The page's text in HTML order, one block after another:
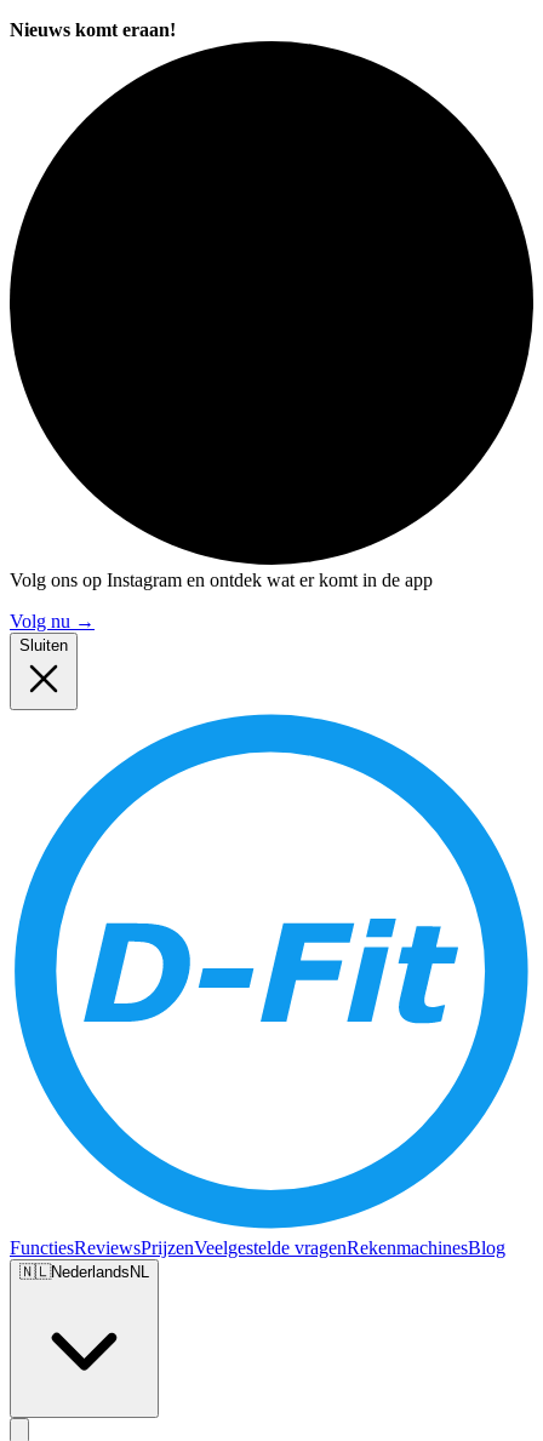
Nieuws komt eraan!
Volg ons op Instagram en ontdek wat er komt in de app
Volg nu →
Sluiten
FunctiesReviewsPrijzenVeelgestelde vragenRekenmachinesBlog
🇳🇱NederlandsNL